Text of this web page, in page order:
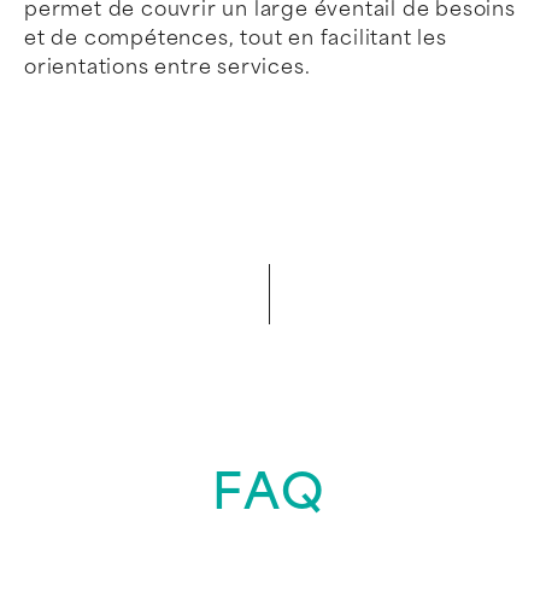
permet de couvrir un large éventail de besoins
et de compétences, tout en facilitant les
orientations entre services.
FAQ